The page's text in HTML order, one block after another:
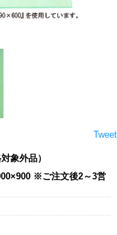
Tweet
象外品）
※ご注文後2～3営